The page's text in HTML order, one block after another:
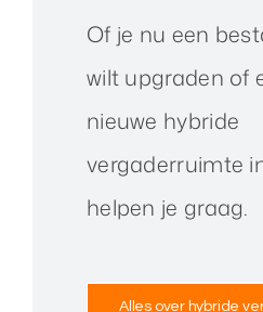
Of je nu een
wilt upgraden of
nieuwe hybride
vergaderruimte
helpen je graag.
Alles over hybride